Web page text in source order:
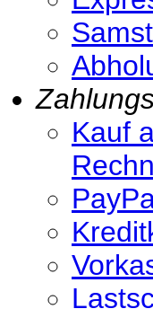
Kauf